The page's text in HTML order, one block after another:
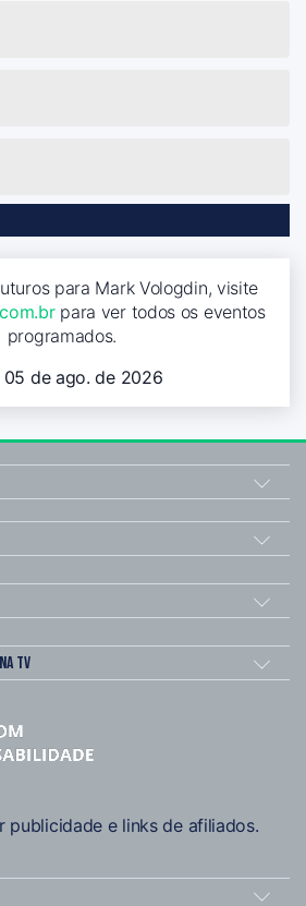
para Mark Vologdin, visite
para ver todos os eventos
programados.
05 de ago. de 2026
TV
publicidade e links de afiliados.